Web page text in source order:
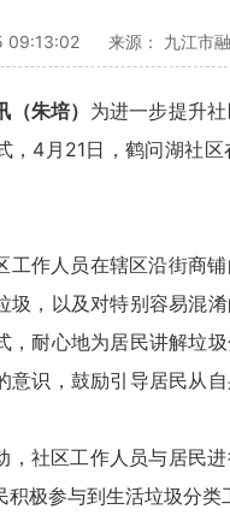
09:13:02 来源： 九江市
朱培） 为进一步提升
，4月21日，鹤问湖社
工作人员在辖区沿街商
圾，以及对特别容易混
，耐心地为居民讲解垃
意识，鼓励引导居民从
，社区工作人员与居民
极参与到生活垃圾分类